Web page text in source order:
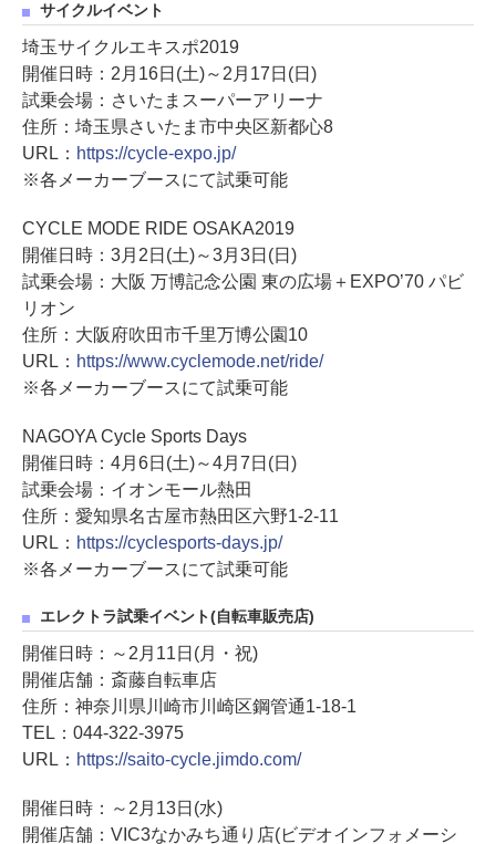
サイクルイベント
埼玉サイクルエキスポ2019
開催日時：2月16日(土)～2月17日(日)
試乗会場：さいたまスーパーアリーナ
住所：埼玉県さいたま市中央区新都心8
URL： https://cycle-expo.jp/
※各メーカーブースにて試乗可能
CYCLE MODE RIDE OSAKA2019
開催日時：3月2日(土)～3月3日(日)
試乗会場：大阪 万博記念公園 東の広場＋EXPO’70 パビ
リオン
住所：大阪府吹田市千里万博公園10
URL： https://www.cyclemode.net/ride/
※各メーカーブースにて試乗可能
NAGOYA Cycle Sports Days
開催日時：4月6日(土)～4月7日(日)
試乗会場：イオンモール熱田
住所：愛知県名古屋市熱田区六野1-2-11
URL： https://cyclesports-days.jp/
※各メーカーブースにて試乗可能
エレクトラ試乗イベント(自転車販売店)
開催日時：～2月11日(月・祝)
開催店舗：斎藤自転車店
住所：神奈川県川崎市川崎区鋼管通1-18-1
TEL：044-322-3975
URL： https://saito-cycle.jimdo.com/
開催日時：～2月13日(水)
開催店舗：VIC3なかみち通り店(ビデオインフォメーシ